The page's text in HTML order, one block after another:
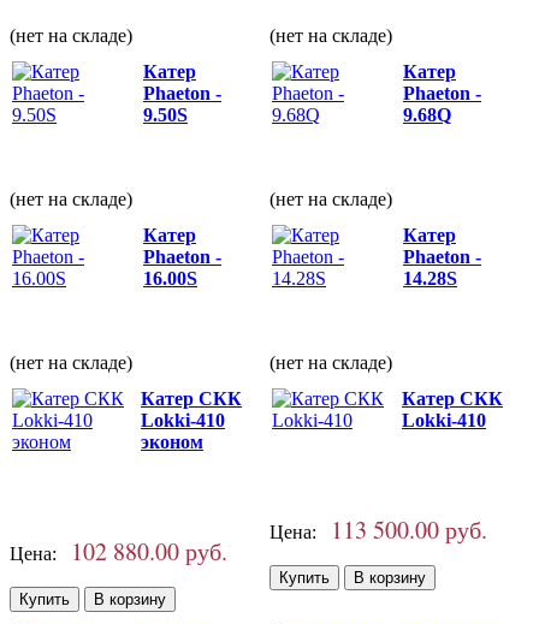
(нет на складе)
(нет на складе)
Катер
Phaeton -
9.50S
(нет на складе)
Катер
Phaeton -
9.68Q
(нет на складе)
Катер
Phaeton -
16.00S
(нет на складе)
Катер
Phaeton -
14.28S
(нет на складе)
Катер СКК
Lokki-410
эконом
Цена: 102 880.00 руб.
Катер СКК
Lokki-410
Цена: 113 500.00 руб.